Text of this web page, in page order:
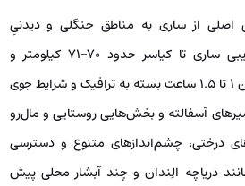
اصلی از ساری به مناطق جنگلی و دیدنیِ
چهاردانگه است؛ فاصله تقریبی ساری تا کیاسر حدود ۷۰–۷۱ کیلومتر و
مدت‌زمان رانندگی معمولا بین ۱ تا ۱.۵ ساعت بسته به ترافیک و شرایط جوی
آسفالته و بخش‌هایی روستایی و مال‌رو
درختی، چشم‌اندازهای متنوع و دسترسی
دریاچه الِندان و چند آبشار محلی پیش